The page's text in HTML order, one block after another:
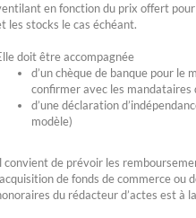
en fonction du prix offert
les stocks le cas échéant.
doit être accompagnée
d’un chèque de banque pour le
confirmer avec les mandataires
d’une déclaration
modèle)
convient de prévoir les
de fonds de commerce ou
du rédacteur d’actes est à